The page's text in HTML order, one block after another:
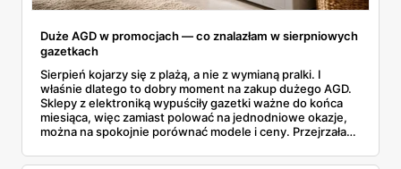
Duże AGD w promocjach — co znalazłam w sierpniowych
gazetkach
Sierpień kojarzy się z plażą, a nie z wymianą pralki. I
właśnie dlatego to dobry moment na zakup dużego AGD.
Sklepy z elektroniką wypuściły gazetki ważne do końca
miesiąca, więc zamiast polować na jednodniowe okazje,
można na spokojnie porównać modele i ceny. Przejrzałam
znalazłam, z cenami i terminami.